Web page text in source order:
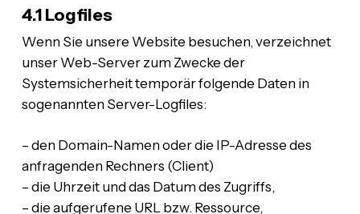
4.1 Logfiles
Wenn Sie unsere Website besuchen, verzeichnet
unser Web-Server zum Zwecke der
Systemsicherheit temporär folgende Daten in
sogenannten Server-Logfiles:
– den Domain-Namen oder die IP-Adresse des
anfragenden Rechners (Client)
– die Uhrzeit und das Datum des Zugriffs,
– die aufgerufene URL bzw. Ressource,